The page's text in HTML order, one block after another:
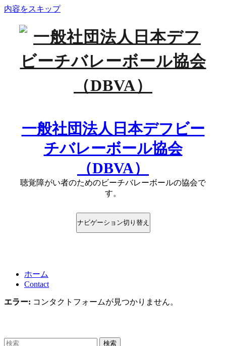
内容をスキップ
一般社団法人日本デフビー
チバレーボール協会
（DBVA）
聴覚障がい者のためのビーチバレーボールの協会で
す。
ナビゲーション切り替え
ホーム
Contact
エラー: コンタクトフォームが見つかりません。